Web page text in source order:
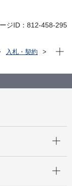
ジID：812-458-295
入札・契約
センター加圧給
現在